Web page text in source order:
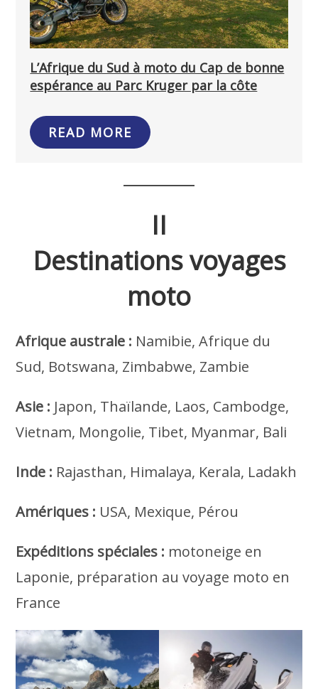
L’Afrique du Sud à moto du Cap de bonne
espérance au Parc Kruger par la côte
READ MORE
II
Destinations voyages
moto
Afrique australe : Namibie, Afrique du
Sud, Botswana, Zimbabwe, Zambie
Asie : Japon, Thaïlande, Laos, Cambodge,
Vietnam, Mongolie, Tibet, Myanmar, Bali
Inde : Rajasthan, Himalaya, Kerala, Ladakh
Amériques : USA, Mexique, Pérou
Expéditions spéciales : motoneige en
Laponie, préparation au voyage moto en
France